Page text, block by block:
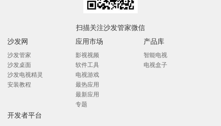
扫描关注沙发管家微信
沙发网
沙发管家
沙发桌面
沙发电视精灵
安装教程
应用市场
影视视频
软件工具
电视游戏
最热应用
最新应用
专题
产品库
智能电视
电视盒子
开发者平台